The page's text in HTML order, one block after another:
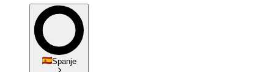
Spanje